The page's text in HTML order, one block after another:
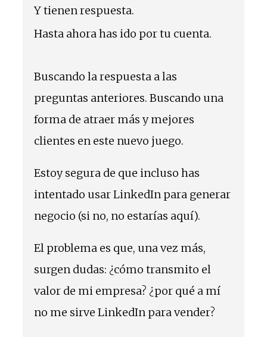
Y tienen respuesta.
Hasta ahora has ido por tu cuenta.
Buscando la respuesta a las
preguntas anteriores. Buscando una
forma de atraer más y mejores
clientes en este nuevo juego.
Estoy segura de que incluso has
intentado usar LinkedIn para generar
negocio (si no, no estarías aquí).
El problema es que, una vez más,
surgen dudas: ¿cómo transmito el
valor de mi empresa? ¿por qué a mí
no me sirve LinkedIn para vender?